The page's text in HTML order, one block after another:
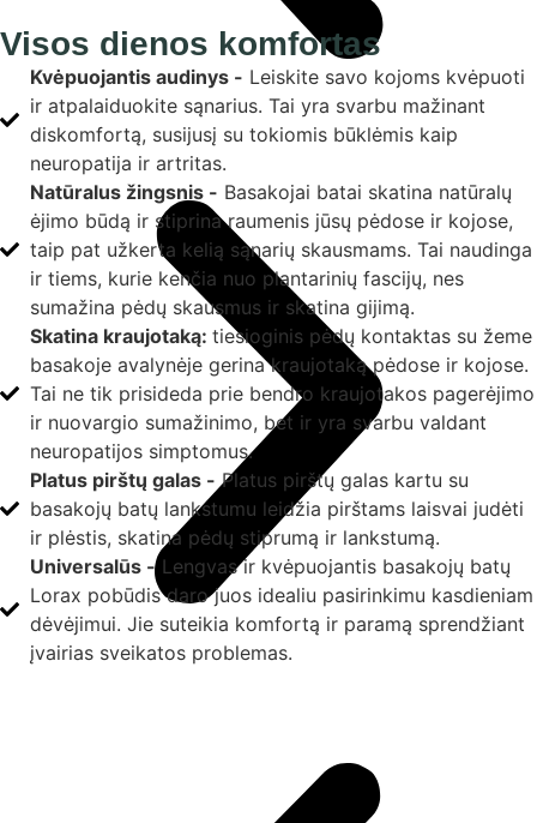
Visos dienos komfortas
Kvėpuojantis audinys - Leiskite savo kojoms kvėpuoti
ir atpalaiduokite sąnarius. Tai yra svarbu mažinant
diskomfortą, susijusį su tokiomis būklėmis kaip
neuropatija ir artritas.
Natūralus žingsnis - Basakojai batai skatina natūralų
ėjimo būdą ir stiprina raumenis jūsų pėdose ir kojose,
taip pat užkerta kelią sąnarių skausmams. Tai naudinga
ir tiems, kurie kenčia nuo plantarinių fascijų, nes
sumažina pėdų skausmus ir skatina gijimą.
Skatina kraujotaką: tiesioginis pėdų kontaktas su žeme
basakoje avalynėje gerina kraujotaką pėdose ir kojose.
Tai ne tik prisideda prie bendro kraujotakos pagerėjimo
ir nuovargio sumažinimo, bet ir yra svarbu valdant
neuropatijos simptomus.
Platus pirštų galas - Platus pirštų galas kartu su
basakojų batų lankstumu leidžia pirštams laisvai judėti
ir plėstis, skatina pėdų stiprumą ir lankstumą.
Universalūs -Lengvas ir kvėpuojantis basakojų batų
Lorax pobūdis daro juos idealiu pasirinkimu kasdieniam
dėvėjimui. Jie suteikia komfortą ir paramą sprendžiant
įvairias sveikatos problemas.